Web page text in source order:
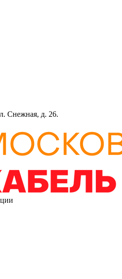
Снежная, д. 26.